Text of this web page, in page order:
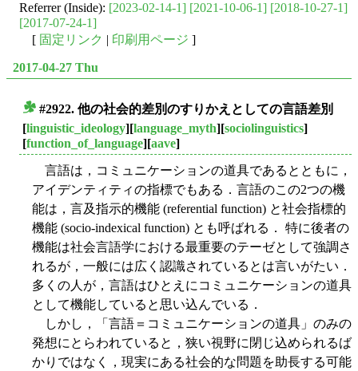
Referrer (Inside): [2023-02-14-1] [2021-10-06-1] [2018-10-27-1]
[2017-07-24-1]
[ 固定リンク 印刷用ページ ]
2017-04-27 Thu
#2922. 他の社会的差別のすりかえとしての言語差別
[linguistic_ideology][language_myth][sociolinguistics]
[function_of_language][aave]
言語は，コミュニケーションの道具であるとともに，
アイデンティティの指標でもある．言語のこの2つの機
能は，言及指示的機能 (referential function) と社会指標的
機能 (socio-indexical function) とも呼ばれる． 特に後者の
機能は社会言語学における最重要のテーゼとして強調さ
れるが，一般には広く認識されているとは言いがたい．
多くの人が，言語はひとえにコミュニケーションの道具
として機能していると思い込んでいる．
しかし，「言語＝コミュニケーションの道具」のみの
発想にとらわれていると，狭い視野に閉じ込められるば
かりではなく，現実にある社会的な問題を助長する可能